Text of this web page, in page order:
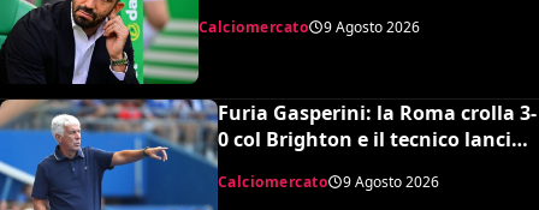
Calciomercato 9 Agosto 2026
Furia Gasperini: la Roma crolla 3-
0 col Brighton e il tecnico lancia
l’allarme mercato
Calciomercato 9 Agosto 2026